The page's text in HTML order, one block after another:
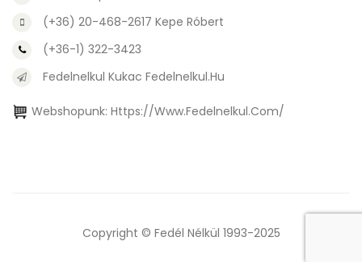
(+36) 20-468-2617 Kepe Róbert
(+36-1) 322-3423
Fedelnelkul Kukac Fedelnelkul.hu
Webshopunk: Https://www.fedelnelkul.com/
Copyright © Fedél Nélkül 1993-2025